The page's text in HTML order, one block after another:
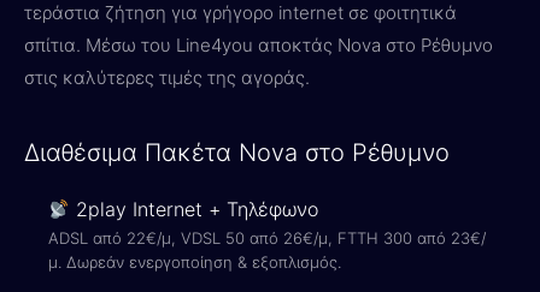
τεράστια ζήτηση για γρήγορο internet σε φοιτητικά
σπίτια. Μέσω του Line4you αποκτάς Nova στο Ρέθυμνο
στις καλύτερες τιμές της αγοράς.
Διαθέσιμα Πακέτα Nova στο Ρέθυμνο
2play Internet + Τηλέφωνο
ADSL από 22€/μ, VDSL 50 από 26€/μ, FTTH 300 από 23€/
μ. Δωρεάν ενεργοποίηση & εξοπλισμός.